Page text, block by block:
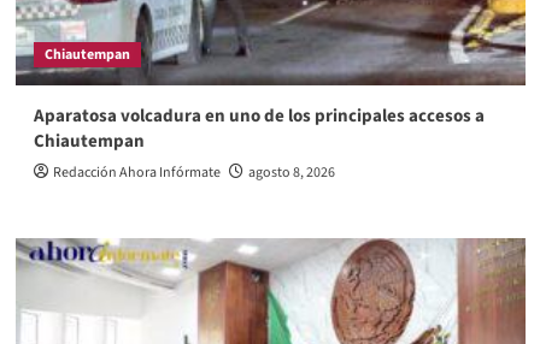
Chiautempan
Aparatosa volcadura en uno de los principales accesos a
Chiautempan
Redacción Ahora Infórmate agosto 8, 2026